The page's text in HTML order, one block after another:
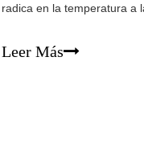
radica en la temperatura a
superiores al punto de
Leer Más